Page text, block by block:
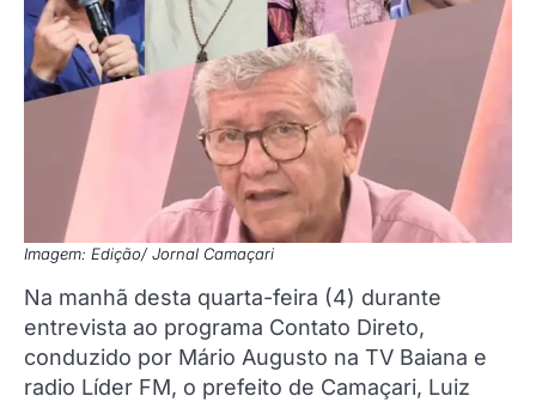
Imagem: Edição/ Jornal Camaçari
Na manhã desta quarta-feira (4) durante
entrevista ao programa Contato Direto,
conduzido por Mário Augusto na TV Baiana e
radio Líder FM, o prefeito de Camaçari, Luiz